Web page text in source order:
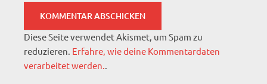
Diese Seite verwendet Akismet, um Spam zu
reduzieren. Erfahre, wie deine Kommentardaten
verarbeitet werden..